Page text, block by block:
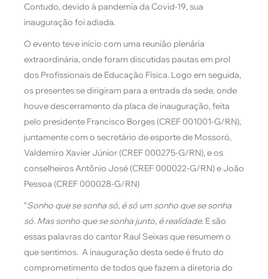
Contudo, devido à pandemia da Covid-19, sua
inauguração foi adiada.
O evento teve início com uma reunião plenária
extraordinária, onde foram discutidas pautas em prol
dos Profissionais de Educação Física. Logo em seguida,
os presentes se dirigiram para a entrada da sede, onde
houve descerramento da placa de inauguração, feita
pelo presidente Francisco Borges (CREF 001001-G/RN),
juntamente com o secretário de esporte de Mossoró,
Valdemiro Xavier Júnior (CREF 000275-G/RN), e os
conselheiros Antônio José (CREF 000022-G/RN) e João
Pessoa (CREF 000028-G/RN)
“Sonho que se sonha só, é só um sonho que se sonha
só. Mas sonho que se sonha junto, é realidade. E são
essas palavras do cantor Raul Seixas que resumem o
que sentimos. A inauguração desta sede é fruto do
comprometimento de todos que fazem a diretoria do